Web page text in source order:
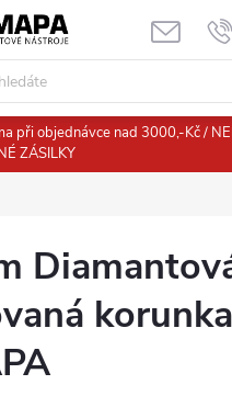
při objednávce nad 3000,-Kč /
ZÁSILKY
korunka